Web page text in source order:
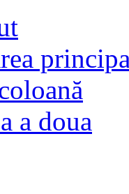
a doua